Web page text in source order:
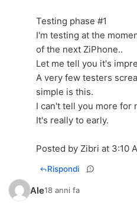
Testing phase #1
I'm testing at the
of the next ZiPhone..
Let me tell you it's
A very few testers
simple is this.
I can't tell you more for
It's really to early.
Posted by Zibri at 3:10
Rispondi
Ale18 anni fa